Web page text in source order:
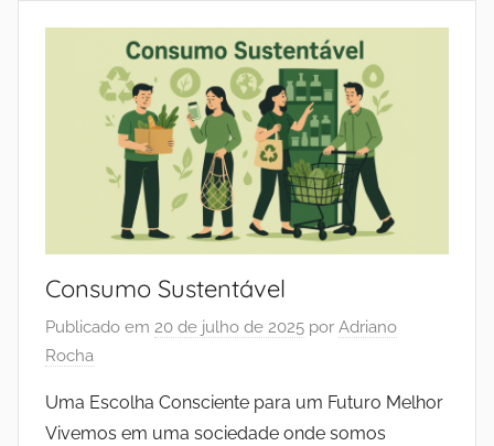
Consumo Sustentável
Publicado em 20 de julho de 2025 por Adriano
Rocha
Uma Escolha Consciente para um Futuro Melhor
Vivemos em uma sociedade onde somos